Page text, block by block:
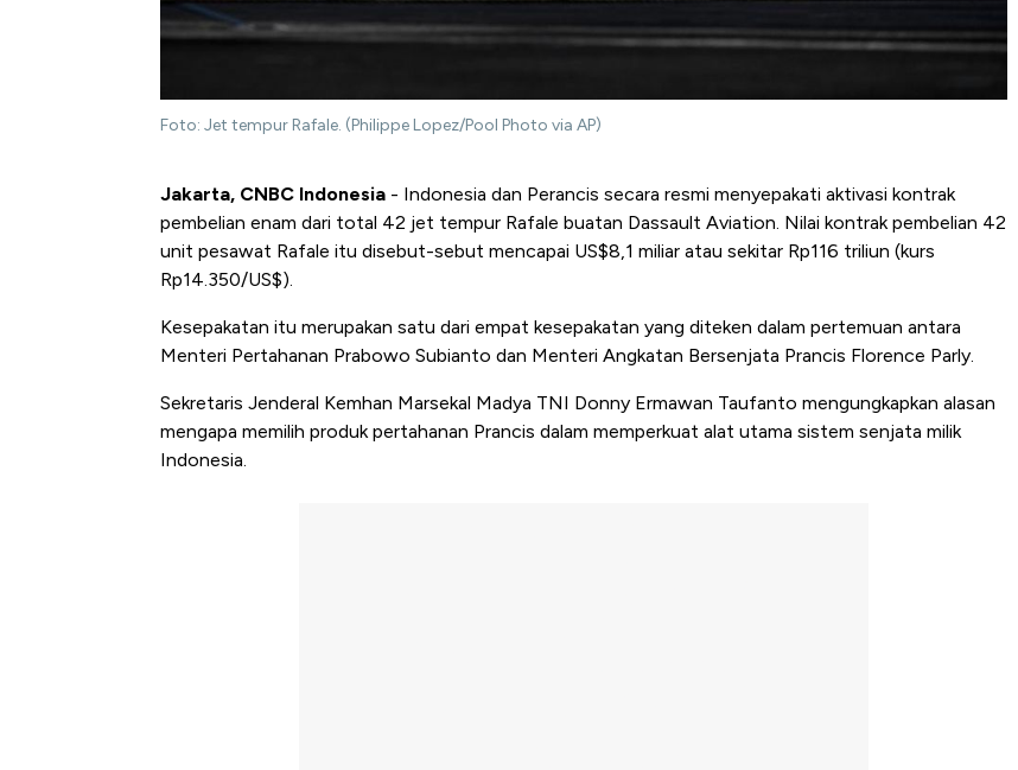
Foto: Jet tempur Rafale. (Philippe Lopez/Pool Photo via AP)
Jakarta, CNBC Indonesia - Indonesia dan Perancis secara resmi menyepakati aktivasi kontrak
pembelian enam dari total 42 jet tempur Rafale buatan Dassault Aviation. Nilai kontrak pembelian 42
unit pesawat Rafale itu disebut-sebut mencapai US$8,1 miliar atau sekitar Rp116 triliun (kurs
Rp14.350/US$).
Kesepakatan itu merupakan satu dari empat kesepakatan yang diteken dalam pertemuan antara
Menteri Pertahanan Prabowo Subianto dan Menteri Angkatan Bersenjata Prancis Florence Parly.
Sekretaris Jenderal Kemhan Marsekal Madya TNI Donny Ermawan Taufanto mengungkapkan alasan
mengapa memilih produk pertahanan Prancis dalam memperkuat alat utama sistem senjata milik
Indonesia.